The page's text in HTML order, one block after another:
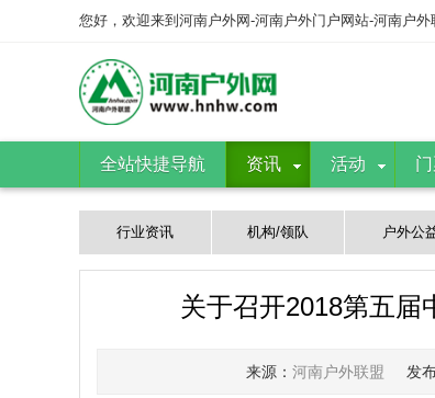
您好，欢迎来到河南户外网-河南户外门户网站-河南户外
全站快捷导航 资讯 活动
行业资讯 机构/领队 户外公
关于召开2018第五届
来源： 河南户外联盟 发